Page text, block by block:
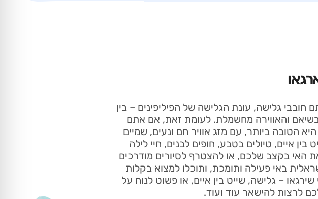
גלישה, עונת הגלישה של הפיליפינים – בין
בשיאם והאווירה מחשמלת. לעומת זאת, אם אתם
הטובה ביותר, עם מזג אוויר חם ונעים, שמיים
איים, טיולים בטבע, חופים לבנים, חיי לילה
את האי בקצב שלכם, או להצטרף לסיורים מודרכים
באי פעילה ותומכת, ותוכלו למצוא בקלות
– גלישה, שייט בין איים, או פשוט לנוח על
לרצות להישאר עוד ועוד.